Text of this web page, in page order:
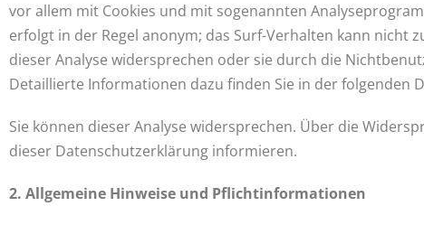
vor allem mit Cookies und mit sogenannten
erfolgt in der Regel anonym; das Surf-Verhalten kann nicht
dieser Analyse widersprechen oder sie durch die
Detaillierte Informationen dazu finden Sie in der folgenden
Sie können dieser Analyse widersprechen. Über die
dieser Datenschutzerklärung informieren.
2. Allgemeine Hinweise und Pflichtinformationen